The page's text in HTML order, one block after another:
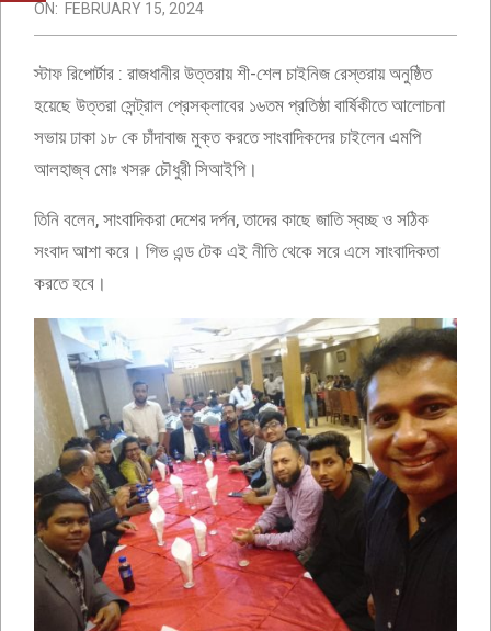
ON: FEBRUARY 15, 2024
স্টাফ রিপোর্টার : রাজধানীর উত্তরায় শী-শেল চাইনিজ রেস্তরায় অনুষ্ঠিত
হয়েছে উত্তরা সেন্ট্রাল প্রেসক্লাবের ১৬তম প্রতিষ্ঠা বার্ষিকীতে আলোচনা
সভায় ঢাকা ১৮ কে চাঁদাবাজ মুক্ত করতে সাংবাদিকদের চাইলেন এমপি
আলহাজ্ব মোঃ খসরু চৌধুরী সিআইপি।
তিনি বলেন, সাংবাদিকরা দেশের দর্পন, তাদের কাছে জাতি স্বচ্ছ ও সঠিক
সংবাদ আশা করে। গিভ এন্ড টেক এই নীতি থেকে সরে এসে সাংবাদিকতা
করতে হবে।